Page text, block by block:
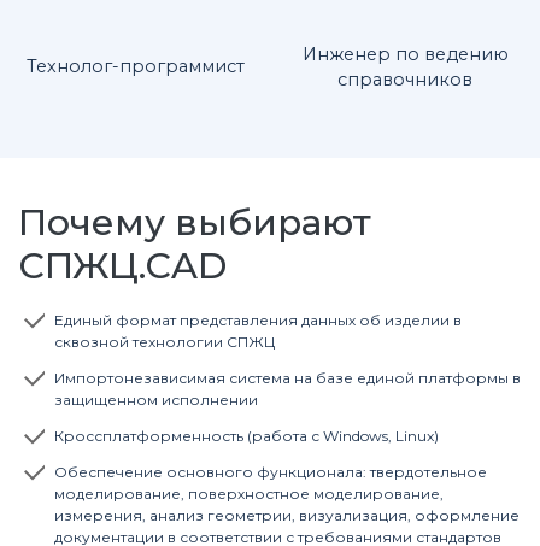
Технолог-программист
Инженер по ведению
справочников
Почему выбирают
СПЖЦ.CAD
Единый формат представления данных об изделии в
сквозной технологии СПЖЦ
Импортонезависимая система на базе единой платформы в
защищенном исполнении
Кроссплатформенность (работа с Windows, Linux)
Обеспечение основного функционала: твердотельное
моделирование, поверхностное моделирование,
измерения, анализ геометрии, визуализация, оформление
документации в соответствии с требованиями стандартов